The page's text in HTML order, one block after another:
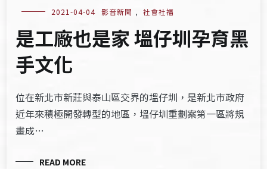
2021-04-04 影音新聞 , 社會社福
是工廠也是家 塭仔圳孕育黑
手文化
位在新北市新莊與泰山區交界的塭仔圳，是新北市政府
近年來積極開發轉型的地區，塭仔圳重劃案第一區將規
畫成…
READ MORE